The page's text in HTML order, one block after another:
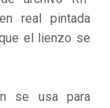
real pintada
el lienzo se
se usa para